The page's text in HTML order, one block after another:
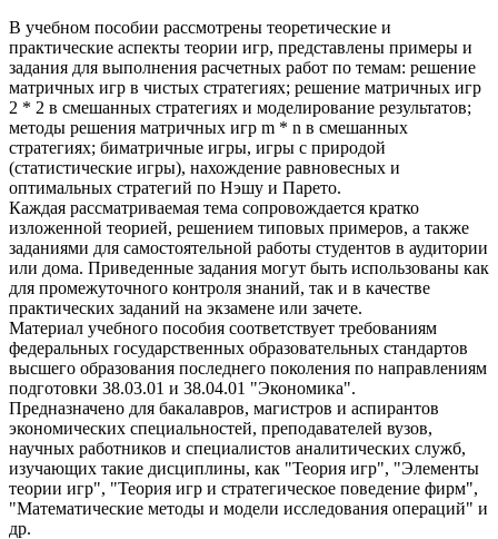
В учебном пособии рассмотрены теоретические и
практические аспекты теории игр, представлены примеры и
задания для выполнения расчетных работ по темам: решение
матричных игр в чистых стратегиях; решение матричных игр
2 * 2 в смешанных стратегиях и моделирование результатов;
методы решения матричных игр m * n в смешанных
стратегиях; биматричные игры, игры с природой
(статистические игры), нахождение равновесных и
оптимальных стратегий по Нэшу и Парето.
Каждая рассматриваемая тема сопровождается кратко
изложенной теорией, решением типовых примеров, а также
заданиями для самостоятельной работы студентов в аудитории
или дома. Приведенные задания могут быть использованы как
для промежуточного контроля знаний, так и в качестве
практических заданий на экзамене или зачете.
Материал учебного пособия соответствует требованиям
федеральных государственных образовательных стандартов
высшего образования последнего поколения по направлениям
подготовки 38.03.01 и 38.04.01 "Экономика".
Предназначено для бакалавров, магистров и аспирантов
экономических специальностей, преподавателей вузов,
научных работников и специалистов аналитических служб,
изучающих такие дисциплины, как "Теория игр", "Элементы
теории игр", "Теория игр и стратегическое поведение фирм",
"Математические методы и модели исследования операций" и
др.